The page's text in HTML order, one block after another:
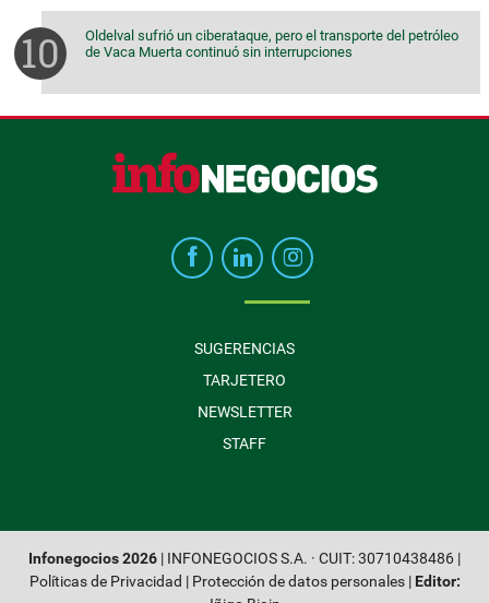
Oldelval sufrió un ciberataque, pero el transporte del petróleo
de Vaca Muerta continuó sin interrupciones
SUGERENCIAS
TARJETERO
NEWSLETTER
STAFF
Infonegocios 2026 | INFONEGOCIOS S.A. · CUIT: 30710438486 |
Políticas de Privacidad | Protección de datos personales| Editor: